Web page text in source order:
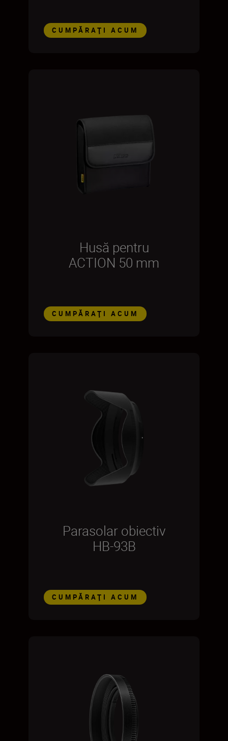
CUMPĂRAŢI ACUM
Husă pentru
ACTION 50 mm
CUMPĂRAŢI ACUM
Parasolar obiectiv
HB-93B
CUMPĂRAŢI ACUM